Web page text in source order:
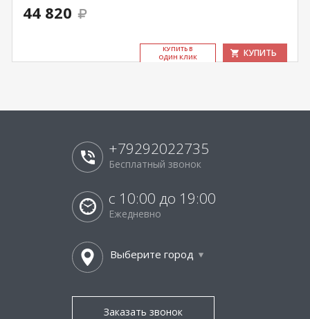
44 820
КУ­ПИТЬ В
ОДИН КЛИК
КУПИТЬ
+79292022735
Бесплатный звонок
с 10:00 до 19:00
Ежедневно
Выберите город
Заказать звонок